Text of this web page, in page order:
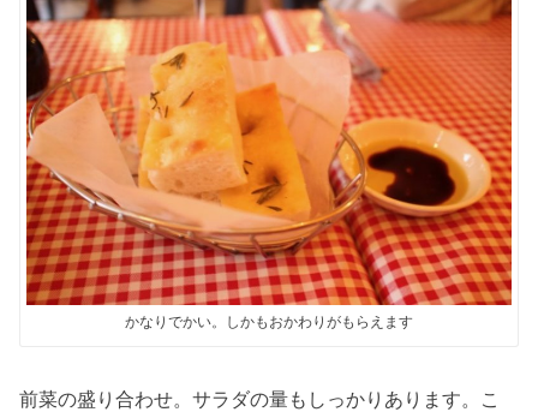
かなりでかい。しかもおかわりがもらえます
前菜の盛り合わせ。サラダの量もしっかりあります。こ